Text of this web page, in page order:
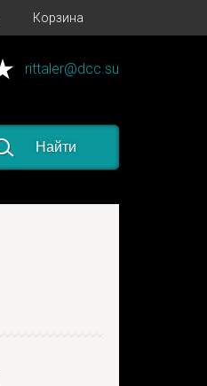
Корзина
rittaler@dcc.su
Найти